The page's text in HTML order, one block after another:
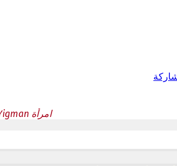
امرأة Yigman